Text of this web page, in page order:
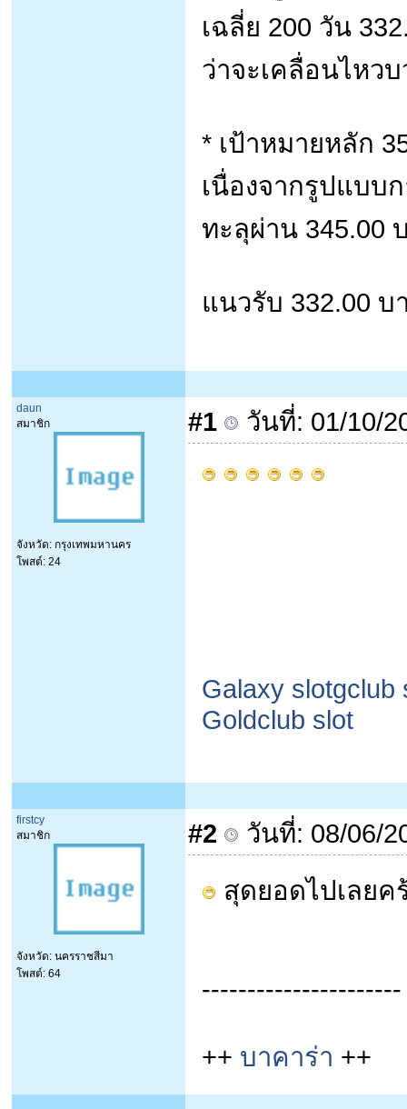
เฉลี่ย 200 วัน
ว่าจะเคลื่อนไหว
* เป้าหมายหลัก
เนื่องจากรูปแบบ
ทะลุผ่าน 345.00
แนวรับ 332.00
daun
สมาชิก
จังหวัด: กรุงเทพมหานคร
โพสต์: 24
#1 วันที่: 01/10/
Galaxy slotgclub
Goldclub slot
firstcy
สมาชิก
จังหวัด: นครราชสีมา
โพสต์: 64
#2
วันที่: 08/06/
สุดยอดไปเลยค
----------------------
++ บาคาร่า ++